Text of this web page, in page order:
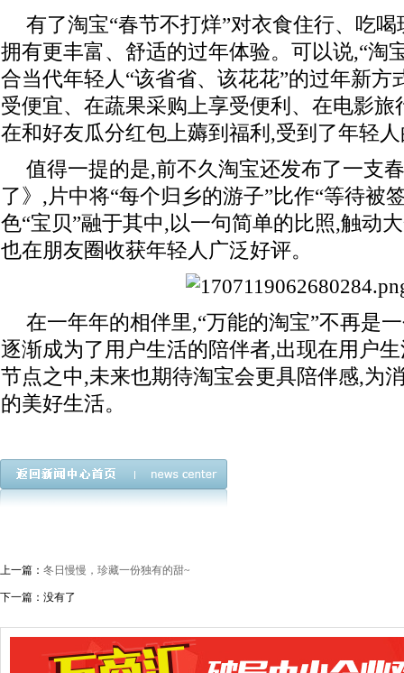
有了淘宝“春节不打烊”对衣食住行、吃
拥有更丰富、舒适的过年体验。可以说,“淘
合当代年轻人“该省省、该花花”的过年新方
受便宜、在蔬果采购上享受便利、在电影旅
在和好友瓜分红包上薅到福利,受到了年轻
值得一提的是,前不久淘宝还发布了一支
了》,片中将“每个归乡的游子”比作“等待被
色“宝贝”融于其中,以一句简单的比照,触动
也在朋友圈收获年轻人广泛好评。
在一年年的相伴里,“万能的淘宝”不再是
逐渐成为了用户生活的陪伴者,出现在用户
节点之中,未来也期待淘宝会更具陪伴感,为
的美好生活。
上一篇： 冬日慢慢，珍藏一份独有的甜~
下一篇：没有了